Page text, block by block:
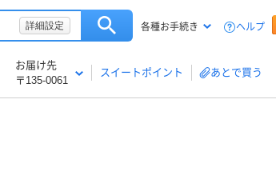
詳細設定 各種お手続き ヘルプ
お届け先
〒135-0061
スイートポイント あとで買う